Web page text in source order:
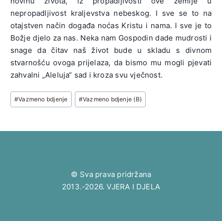
nepropadljivost kraljevstva nebeskog. I sve se to na
otajstven način događa noćas Kristu i nama. I sve je to
Božje djelo za nas. Neka nam Gospodin dade mudrosti i
snage da čitav naš život bude u skladu s divnom
stvarnošću ovoga prijelaza, da bismo mu mogli pjevati
zahvalni „Aleluja“ sad i kroza svu vječnost.
Post
Tags:
#Vazmeno bdjenje #Vazmeno bdjenje (B)
© Sva prava pridržana
2013.-2026. VJERA I DJELA